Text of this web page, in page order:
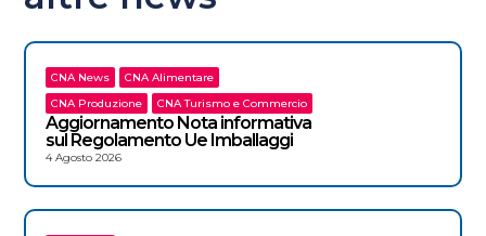
CNA News
CNA Alimentare
CNA Produzione
CNA Turismo e Commercio
Aggiornamento Nota informativa
sul Regolamento Ue Imballaggi
4 Agosto 2026